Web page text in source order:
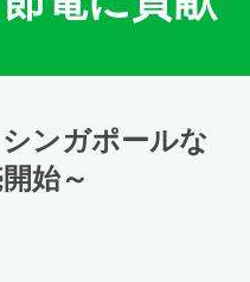
ンガポールな
始～